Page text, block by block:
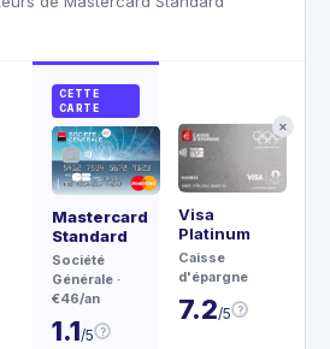
CETTE
CARTE
Mastercard
Standard
Société
Générale ·
€46/an
1.1/5 ?
✕
Visa
Platinum
Caisse
d'épargne
7.2/5 ?